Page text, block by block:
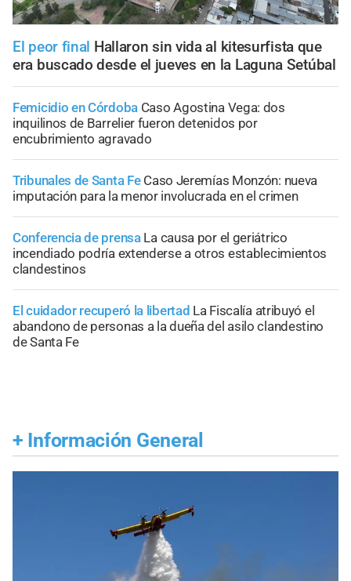
El peor final Hallaron sin vida al kitesurfista que
era buscado desde el jueves en la Laguna Setúbal
Femicidio en Córdoba Caso Agostina Vega: dos
inquilinos de Barrelier fueron detenidos por
encubrimiento agravado
Tribunales de Santa Fe Caso Jeremías Monzón: nueva
imputación para la menor involucrada en el crimen
Conferencia de prensa La causa por el geriátrico
incendiado podría extenderse a otros establecimientos
clandestinos
El cuidador recuperó la libertad La Fiscalía atribuyó el
abandono de personas a la dueña del asilo clandestino
de Santa Fe
+ Información General